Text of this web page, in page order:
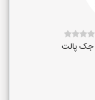
جک پالت